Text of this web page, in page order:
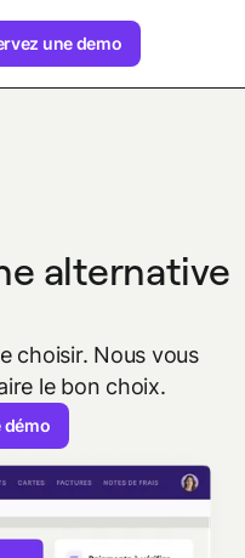
une demo
alternative
choisir. Nous vous
le bon choix.
démo